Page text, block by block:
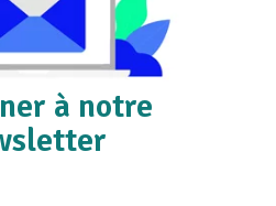
à notre